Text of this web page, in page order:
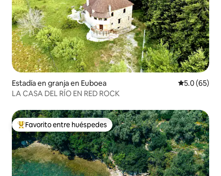
Estadía en granja en Euboea Calificación
5.0 (65)
LA CASA DEL RÍO EN RED ROCK
Favorito entre huéspedes preferido
Favorito entre huéspedes